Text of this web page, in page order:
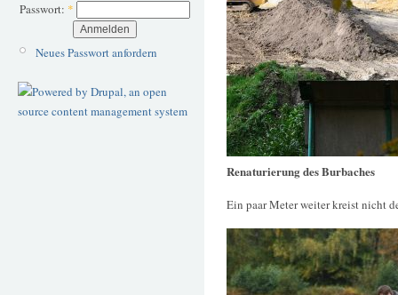
Passwort: *
Neues Passwort anfordern
Renaturierung des Burbaches
Ein paar Meter weiter kreist nicht